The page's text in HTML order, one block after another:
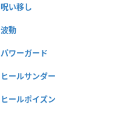
呪い移し
波動
パワーガード
ヒールサンダー
ヒールポイズン